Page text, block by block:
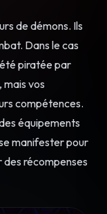
de démons. Ils
Dans le cas
piratée par
mais vos
compétences.
équipements
manifester pour
récompenses